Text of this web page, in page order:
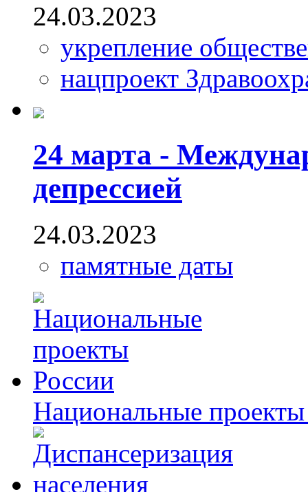
24.03.2023
укрепление
нацпроект
24 марта -
депрессией
24.03.2023
памятные даты
Национальные